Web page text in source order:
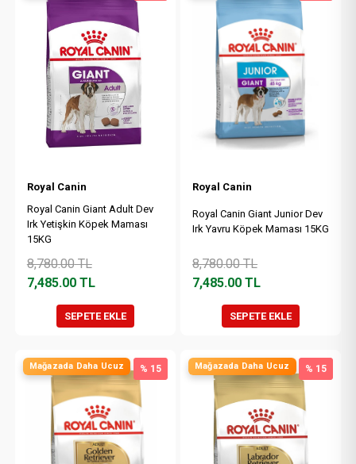
Royal Canin
Royal Canin Giant Adult Dev
Irk Yetişkin Köpek Maması
15KG
8,780.00TL
7,485.00TL
SEPETE EKLE
Royal Canin
Royal Canin Giant Junior Dev
Irk Yavru Köpek Maması 15KG
8,780.00TL
7,485.00 TL
SEPETE EKLE
Mağazada Daha Ucuz % 15 Mağazada Daha Ucuz % 15